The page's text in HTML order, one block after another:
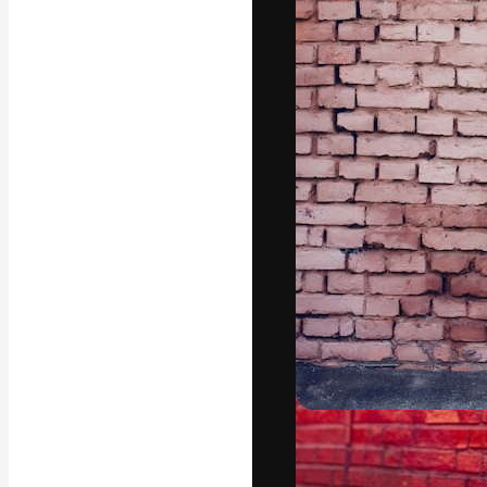
La plataforma
trabajo. Más
entre creativos,
estudios.
Español
Copyright ©